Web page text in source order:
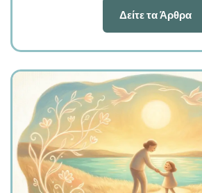
Δείτε τα Άρθρα